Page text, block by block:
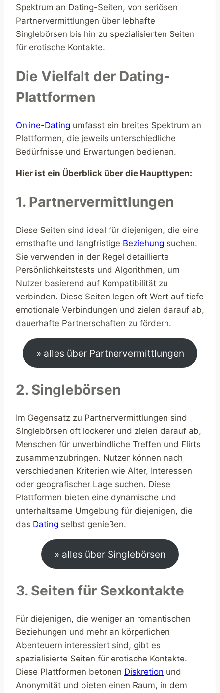
Spektrum an Dating-Seiten, von seriösen
Partnervermittlungen über lebhafte
Singlebörsen bis hin zu spezialisierten Seiten
für erotische Kontakte.
Die Vielfalt der Dating-
Plattformen
Online-Dating umfasst ein breites Spektrum an
Plattformen, die jeweils unterschiedliche
Bedürfnisse und Erwartungen bedienen.
Hier ist ein Überblick über die Haupttypen:
1. Partnervermittlungen
Diese Seiten sind ideal für diejenigen, die eine
ernsthafte und langfristige Beziehung suchen.
Sie verwenden in der Regel detaillierte
Persönlichkeitstests und Algorithmen, um
Nutzer basierend auf Kompatibilität zu
verbinden. Diese Seiten legen oft Wert auf tiefe
emotionale Verbindungen und zielen darauf ab,
dauerhafte Partnerschaften zu fördern.
» alles über Partnervermittlungen
2. Singlebörsen
Im Gegensatz zu Partnervermittlungen sind
Singlebörsen oft lockerer und zielen darauf ab,
Menschen für unverbindliche Treffen und Flirts
zusammenzubringen. Nutzer können nach
verschiedenen Kriterien wie Alter, Interessen
oder geografischer Lage suchen. Diese
Plattformen bieten eine dynamische und
unterhaltsame Umgebung für diejenigen, die
das Dating selbst genießen.
» alles über Singlebörsen
3. Seiten für Sexkontakte
Für diejenigen, die weniger an romantischen
Beziehungen und mehr an körperlichen
Abenteuern interessiert sind, gibt es
spezialisierte Seiten für erotische Kontakte.
Diese Plattformen betonen Diskretion und
Anonymität und bieten einen Raum, in dem